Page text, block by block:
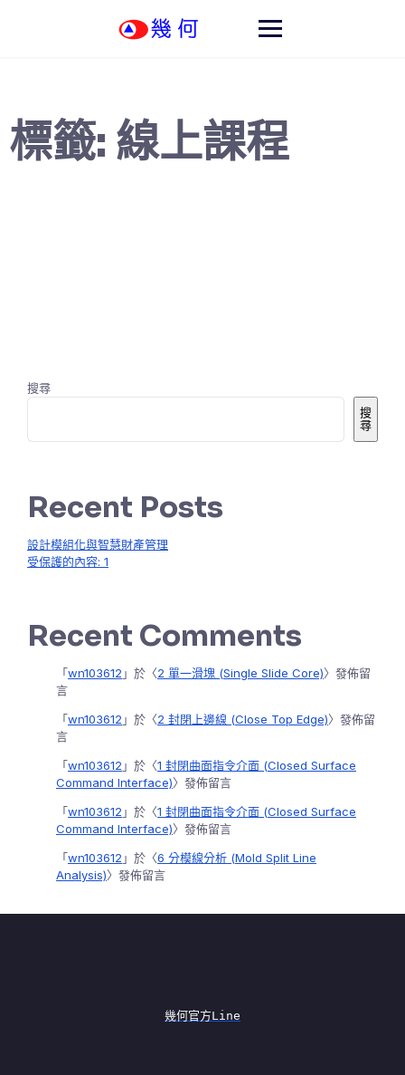
標籤: 線上課程
搜尋
搜
尋
Recent Posts
設計模組化與智慧財產管理
受保護的內容: 1
Recent Comments
「wn103612 」於〈2 單一滑塊 (Single Slide Core)〉發佈留
言
「wn103612 」於〈2 封閉上邊線 (Close Top Edge)〉發佈留
言
「wn103612 」於〈1 封閉曲面指令介面 (Closed Surface
Command Interface)〉發佈留言
「wn103612 」於〈1 封閉曲面指令介面 (Closed Surface
Command Interface)〉發佈留言
「wn103612 」於〈6 分模線分析 (Mold Split Line
Analysis)〉發佈留言
幾何官方Line